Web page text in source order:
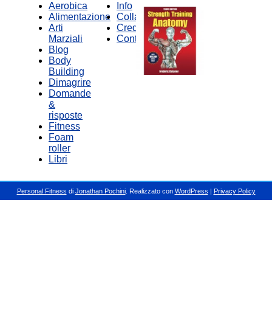
Aerobica
Alimentazione
Arti
Marziali
Blog
Body
Building
Dimagrire
Domande
&
risposte
Fitness
Foam
roller
Libri
Info
Collabora
Credits
Contatti
Personal Fitness di Jonathan Pochini. Realizzato con WordPress | Privacy Policy